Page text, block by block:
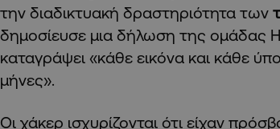
την διαδικτυακή δραστηριότητα των
δημοσίευσε μια δήλωση της ομάδας
καταγράψει «κάθε εικόνα και κάθε
μήνες».
Οι χάκερ ισχυρίζονται ότι είχαν